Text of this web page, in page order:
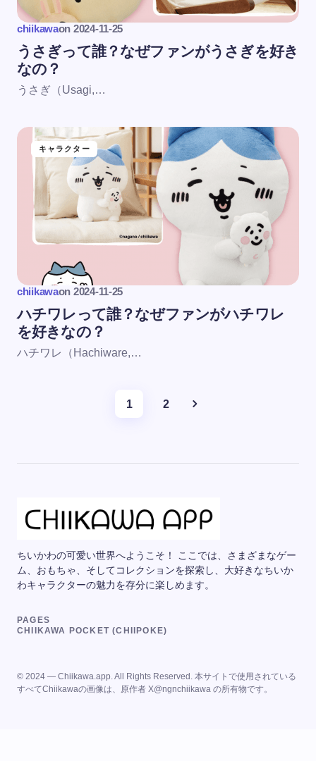
chiikawaon 2024-11-25
うさぎって誰？なぜファンがうさぎを好き
なの？
うさぎ（Usagi,…
キャラクター
chiikawaon 2024-11-25
ハチワレって誰？なぜファンがハチワレ
を好きなの？
ハチワレ（Hachiware,…
1 2
ちいかわの可愛い世界へようこそ！ ここでは、さまざまなゲー
ム、おもちゃ、そしてコレクションを探索し、大好きなちいか
わキャラクターの魅力を存分に楽しめます。
PAGES
CHIIKAWA POCKET (CHIIPOKE)
© 2024 — Chiikawa.app. All Rights Reserved. 本サイトで使用されている
すべてChiikawaの画像は、原作者 X@ngnchiikawa の所有物です。